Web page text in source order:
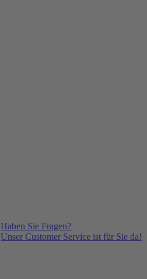
Haben Sie Fragen?
Unser Customer Service ist für Sie da!